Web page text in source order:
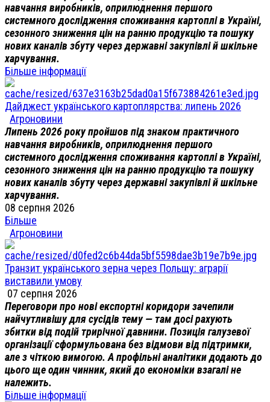
навчання виробників, оприлюднення першого
системного дослідження споживання картоплі в Україні,
сезонного зниження цін на ранню продукцію та пошуку
нових каналів збуту через державні закупівлі й шкільне
харчування.
Більше інформації
Дайджест українського картоплярства: липень 2026
Агроновини
Липень 2026 року пройшов під знаком практичного
навчання виробників, оприлюднення першого
системного дослідження споживання картоплі в Україні,
сезонного зниження цін на ранню продукцію та пошуку
нових каналів збуту через державні закупівлі й шкільне
харчування.
08 серпня 2026
Більше
Агроновини
Транзит українського зерна через Польщу: аграрії
виставили умову
07 серпня 2026
Переговори про нові експортні коридори зачепили
найчутливішу для сусідів тему — там досі рахують
збитки від подій трирічної давнини. Позиція галузевої
організації сформульована без відмови від підтримки,
але з чіткою вимогою. А профільні аналітики додають до
цього ще один чинник, який до економіки взагалі не
належить.
Більше інформації